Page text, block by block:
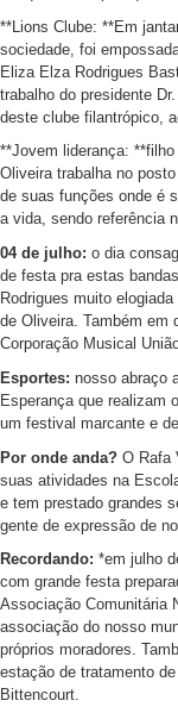
**Lions Clube: **Em
sociedade, foi
Eliza Elza Rodrigues
trabalho do presidente
deste clube filantrópico,
**Jovem liderança:
Oliveira trabalha no
de suas funções onde é
a vida, sendo referência
04 de julho: o dia
de festa pra estas
Rodrigues muito
de Oliveira. Também em
Corporação Musical
Esportes: nosso abraço
Esperança que realizam
um festival marcante e
Por onde anda? O Rafa
suas atividades na
e tem prestado grandes
gente de expressão de
Recordando: *em julho
com grande festa
Associação Comunitária
associação do nosso
próprios moradores.
estação de tratamento
Bittencourt.